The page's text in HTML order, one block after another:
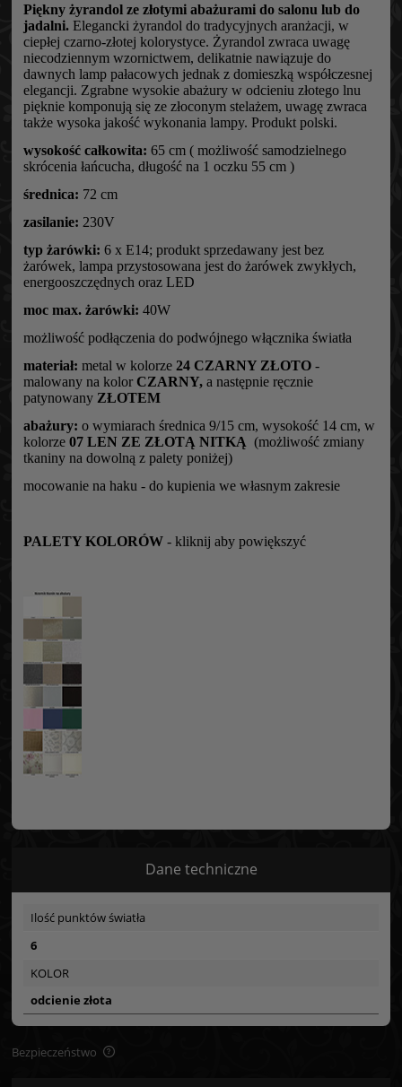
Piękny żyrandol ze złotymi abażurami do salonu lub do
jadalni. Elegancki żyrandol do tradycyjnych aranżacji, w
ciepłej czarno-złotej kolorystyce. Żyrandol zwraca uwagę
niecodziennym wzornictwem, delikatnie nawiązuje do
dawnych lamp pałacowych jednak z domieszką współczesnej
elegancji. Zgrabne wysokie abażury w odcieniu złotego lnu
pięknie komponują się ze złoconym stelażem, uwagę zwraca
także wysoka jakość wykonania lampy. Produkt polski.
wysokość całkowita: 65 cm ( możliwość samodzielnego
skrócenia łańcucha, długość na 1 oczku 55 cm )
średnica: 72 cm
zasilanie: 230V
typ żarówki: 6 x E14; produkt sprzedawany jest bez
żarówek, lampa przystosowana jest do żarówek zwykłych,
energooszczędnych oraz LED
moc max. żarówki: 40W
możliwość podłączenia do podwójnego włącznika światła
materiał: metal w kolorze 24 CZARNY ZŁOTO -
malowany na kolor CZARNY, a następnie ręcznie
patynowany ZŁOTEM
abażury: o wymiarach średnica 9/15 cm, wysokość 14 cm, w
kolorze 07 LEN ZE ZŁOTĄ NITKĄ (możliwość zmiany
tkaniny na dowolną z palety poniżej)
mocowanie na haku - do kupienia we własnym zakresie
PALETY KOLORÓW - kliknij aby powiększyć
Dane techniczne
Ilość punktów światła
6
KOLOR
odcienie złota
Bezpieczeństwo